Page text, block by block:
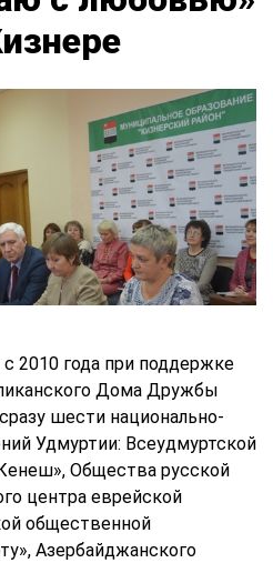
2010 года при поддержке
Дома Дружбы
шести национально-
Удмуртии: Всеудмуртской
Общества русской
центра еврейской
общественной
Азербайджанского